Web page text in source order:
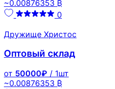
~0.00876353 ₿
0
Дружище Христос
Оптовый склад
от 50000₽ / 1шт
~0.00876353 ₿